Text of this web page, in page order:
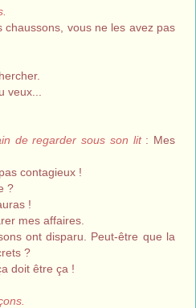
chaussons, vous ne les avez pas
de regarder sous son lit: Mes
contagieux !
?
!
mes affaires.
ont disparu. Peut-être que la
?
doit être ça !